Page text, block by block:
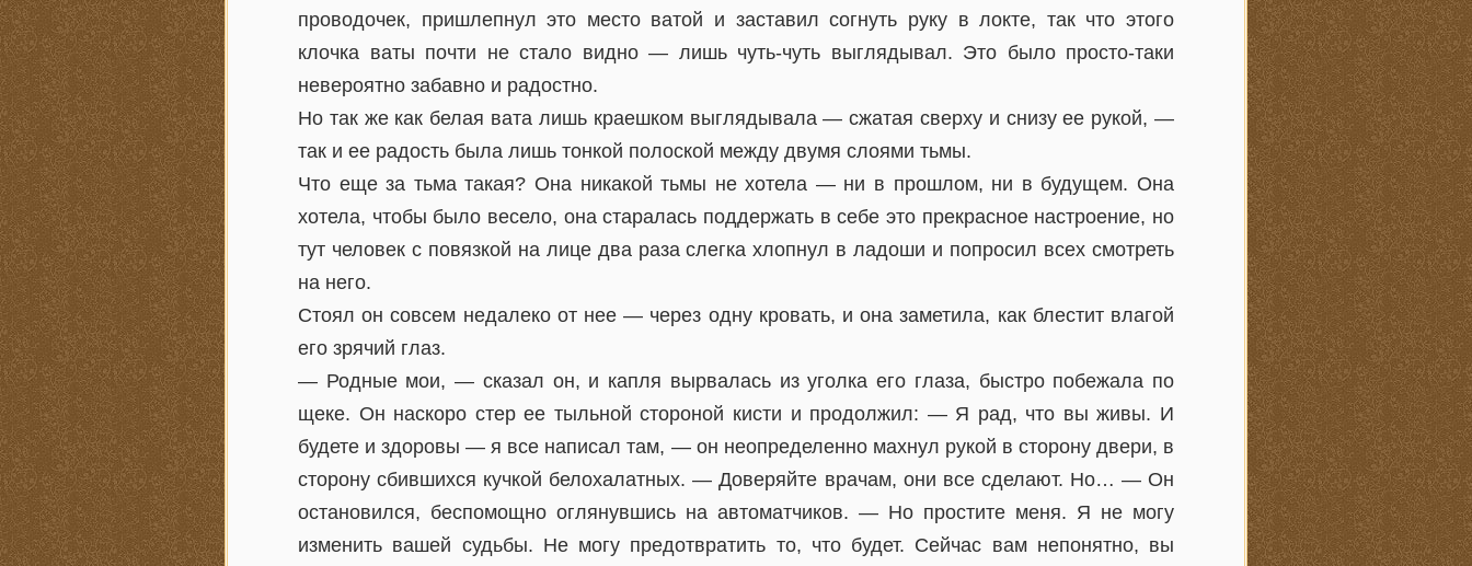
проводочек, пришлепнул это место ватой и заставил согнуть руку в локте, так что этого
клочка ваты почти не стало видно — лишь чуть-чуть выглядывал. Это было просто-таки
невероятно забавно и радостно.
Но так же как белая вата лишь краешком выглядывала — сжатая сверху и снизу ее рукой, —
так и ее радость была лишь тонкой полоской между двумя слоями тьмы.
Что еще за тьма такая? Она никакой тьмы не хотела — ни в прошлом, ни в будущем. Она
хотела, чтобы было весело, она старалась поддержать в себе это прекрасное настроение, но
тут человек с повязкой на лице два раза слегка хлопнул в ладоши и попросил всех смотреть
на него.
Стоял он совсем недалеко от нее — через одну кровать, и она заметила, как блестит влагой
его зрячий глаз.
— Родные мои, — сказал он, и капля вырвалась из уголка его глаза, быстро побежала по
щеке. Он наскоро стер ее тыльной стороной кисти и продолжил: — Я рад, что вы живы. И
будете и здоровы — я все написал там, — он неопределенно махнул рукой в сторону двери, в
сторону сбившихся кучкой белохалатных. — Доверяйте врачам, они все сделают. Но… — Он
остановился, беспомощно оглянувшись на автоматчиков. — Но простите меня. Я не могу
изменить вашей судьбы. Не могу предотвратить то, что будет. Сейчас вам непонятно, вы